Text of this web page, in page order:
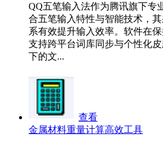
QQ五笔输入法作为腾讯旗下专
合五笔输入特性与智能技术，
系有效提升输入效率。软件在
支持跨平台词库同步与个性化
下的文...
查看
金属材料重量计算高效工具